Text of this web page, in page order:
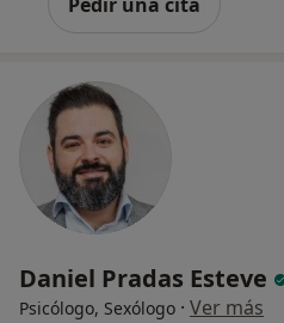
Daniel Pradas Esteve
Psicólogo, Sexólogo · Ver más